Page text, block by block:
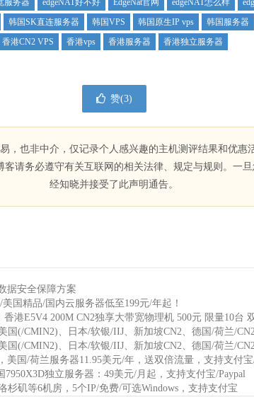
服务器 edgeNAT好不好 EdgeNat官网 edgeNAT怎么样
韩国SK直连服务器 韩国VPS 韩国原生IP vps 韩国服务器
香港CN2 VPS
香港vps 香港服务器 香港独立服务器
赞(3)
，也非中介，仅记录个人感兴趣的主机测评结果和优惠
请务必遵守有关互联网的相关法律、规定与规则。一
经知晓并接受了此声明通告。
据安全保障方案
国精品/国内云服务器低至199元/年起！
港E5V4 200M CN2独享大带宽物理机 500元 限量10台 双
国(/CMIN2)、日本/软银/IIJ、新加坡CN2、德国/荷兰/
国(/CMIN2)、日本/软银/IIJ、新加坡CN2、德国/荷兰/
美国/荷兰服务器11.95美元/年，送双倍流量，支持支付宝
7950X3D独立服务器：49美元/月起，支持支付宝/Paypal
杉矶等6机房，5个IP/免费/可选Windows，支持支付宝